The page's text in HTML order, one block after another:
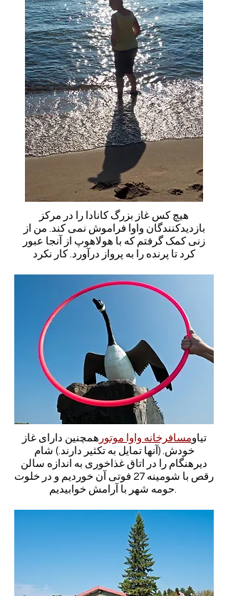
هیچ کس غاز بزرگ کانادا را در مرکز
بازدیدکنندگان واوا فراموش نمی کند. من از
زنی کمک گرفتم که با هولاهوپ از آنجا عبور
کرد تا پرنده را به پرواز درآورد. کار نکرد
تیاومسافرخانه واوا موتور همچنین دارای غاز
خودش. (آنها تمایل به تکثیر دارند.) شام
دیرهنگام را در اتاق غذاخوری به اندازه سالن
رقص با شومینه 27 فوتی آن خوردیم و در خلوت
حومه شهر با آرامش خوابیدیم.